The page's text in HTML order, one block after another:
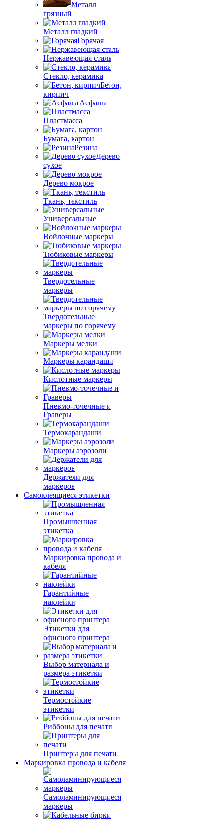
Металл
грязный
Металл гладкий
Горячая
Нержавеющая сталь
Стекло, керамика
Бетон,
кирпич
Асфальт
Пластмасса
Бумага, картон
Резина
Дерево
сухое
Дерево мокрое
Ткань, текстиль
Универсальные
Войлочные маркеры
Тюбиковые маркеры
Твердотельные
маркеры
Твердотельные
маркеры по горячему
Маркеры мелки
Маркеры карандаши
Кислотные маркеры
Пневмо-точечные и
Граверы
Термокарандаши
Маркеры аэрозоли
Держатели для
маркеров
Самоклеящиеся этикетки
Промышленная
этикетка
Маркировка провода и
кабеля
Гарантийные
наклейки
Этикетки для
офисного принтера
Выбор материала и
размера этикетки
Термостойкие
этикетки
Риббоны для печати
Принтеры для печати
Маркировка провода и кабеля
Самоламинирующиеся
маркеры